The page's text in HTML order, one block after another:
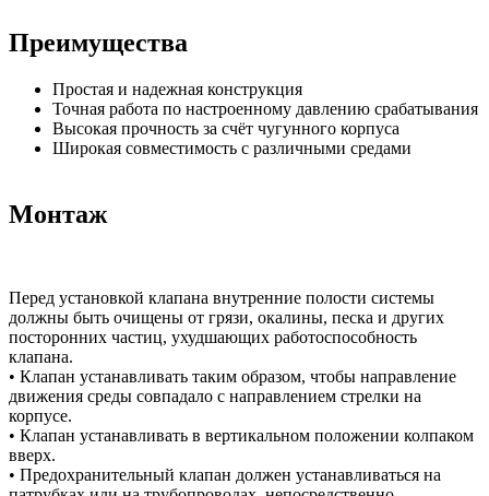
Преимущества
Простая и надежная конструкция
Точная работа по настроенному давлению срабатывания
Высокая прочность за счёт чугунного корпуса
Широкая совместимость с различными средами
Монтаж
Перед установкой клапана внутренние полости системы
должны быть очищены от грязи, окалины, песка и других
посторонних частиц, ухудшающих работоспособность
клапана.
• Клапан устанавливать таким образом, чтобы направление
движения среды совпадало с направлением стрелки на
корпусе.
• Клапан устанавливать в вертикальном положении колпаком
вверх.
• Предохранительный клапан должен устанавливаться на